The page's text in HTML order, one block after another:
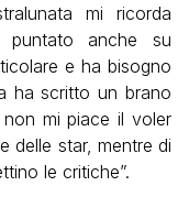
mi ricorda
puntato anche su
e ha bisogno
ha scritto un brano
mi piace il voler
delle star, mentre di
le critiche”.